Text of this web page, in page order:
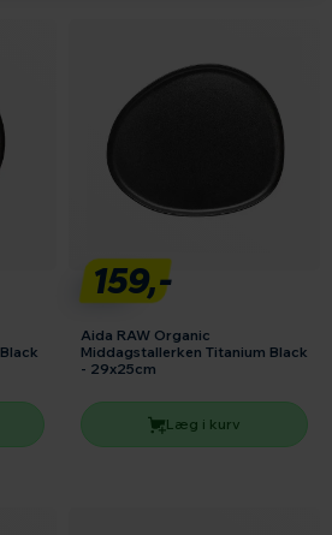
159,-
Aida RAW Organic
Middagstallerken Titanium Black
- 29x25cm
Læg i kurv